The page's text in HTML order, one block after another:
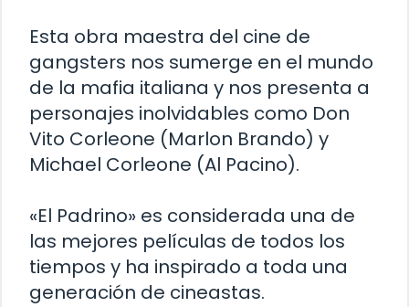
Esta obra maestra del cine de
gangsters nos sumerge en el mundo
de la mafia italiana y nos presenta a
personajes inolvidables como Don
Vito Corleone (Marlon Brando) y
Michael Corleone (Al Pacino).
«El Padrino» es considerada una de
las mejores películas de todos los
tiempos y ha inspirado a toda una
generación de cineastas.